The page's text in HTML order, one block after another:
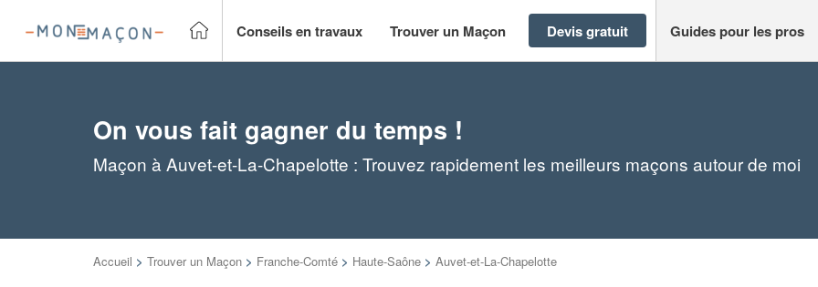
Conseils en travaux Trouver un Maçon Devis gratuit Guides pour les pros
On vous fait gagner du temps !
Maçon à Auvet-et-La-Chapelotte : Trouvez rapidement les meilleurs maçons autour de moi
Accueil > Trouver un Maçon > Franche-Comté > Haute-Saône > Auvet-et-La-Chapelotte